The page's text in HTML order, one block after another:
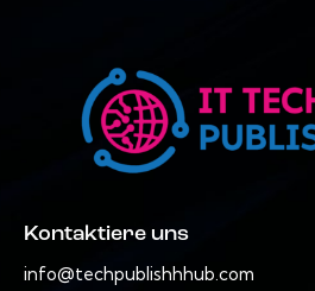
Kontaktiere uns
info@techpublishhhub.com